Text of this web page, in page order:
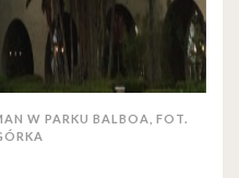
W PARKU BALBOA, FOT.